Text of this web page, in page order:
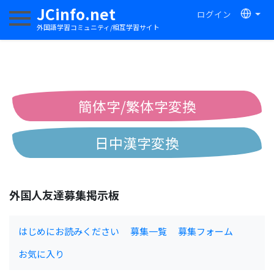
JCinfo.net
外国語学習コミュニティ/相互学習サイト
ログイン
ナビゲーションを切り替える
簡体字/繁体字変換
日中漢字変換
外国人友達募集掲示板
はじめにお読みください 募集一覧
募集フォーム
お気に入り